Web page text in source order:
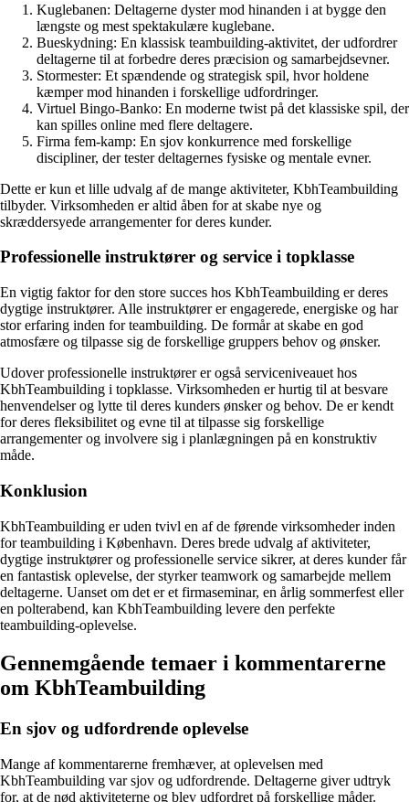
Kuglebanen: Deltagerne dyster mod hinanden i at bygge den
længste og mest spektakulære kuglebane.
Bueskydning: En klassisk teambuilding-aktivitet, der udfordrer
deltagerne til at forbedre deres præcision og samarbejdsevner.
Stormester: Et spændende og strategisk spil, hvor holdene
kæmper mod hinanden i forskellige udfordringer.
Virtuel Bingo-Banko: En moderne twist på det klassiske spil, der
kan spilles online med flere deltagere.
Firma fem-kamp: En sjov konkurrence med forskellige
discipliner, der tester deltagernes fysiske og mentale evner.
Dette er kun et lille udvalg af de mange aktiviteter, KbhTeambuilding
tilbyder. Virksomheden er altid åben for at skabe nye og
skræddersyede arrangementer for deres kunder.
Professionelle instruktører og service i topklasse
En vigtig faktor for den store succes hos KbhTeambuilding er deres
dygtige instruktører. Alle instruktører er engagerede, energiske og har
stor erfaring inden for teambuilding. De formår at skabe en god
atmosfære og tilpasse sig de forskellige gruppers behov og ønsker.
Udover professionelle instruktører er også serviceniveauet hos
KbhTeambuilding i topklasse. Virksomheden er hurtig til at besvare
henvendelser og lytte til deres kunders ønsker og behov. De er kendt
for deres fleksibilitet og evne til at tilpasse sig forskellige
arrangementer og involvere sig i planlægningen på en konstruktiv
måde.
Konklusion
KbhTeambuilding er uden tvivl en af de førende virksomheder inden
for teambuilding i København. Deres brede udvalg af aktiviteter,
dygtige instruktører og professionelle service sikrer, at deres kunder får
en fantastisk oplevelse, der styrker teamwork og samarbejde mellem
deltagerne. Uanset om det er et firmaseminar, en årlig sommerfest eller
en polterabend, kan KbhTeambuilding levere den perfekte
teambuilding-oplevelse.
Gennemgående temaer i kommentarerne
om KbhTeambuilding
En sjov og udfordrende oplevelse
Mange af kommentarerne fremhæver, at oplevelsen med
KbhTeambuilding var sjov og udfordrende. Deltagerne giver udtryk
for, at de nød aktiviteterne og blev udfordret på forskellige måder.